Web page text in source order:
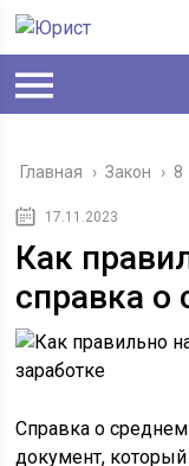
Главная › Закон › 8
17.11.2023
Как
справка о
Справка о
документ,